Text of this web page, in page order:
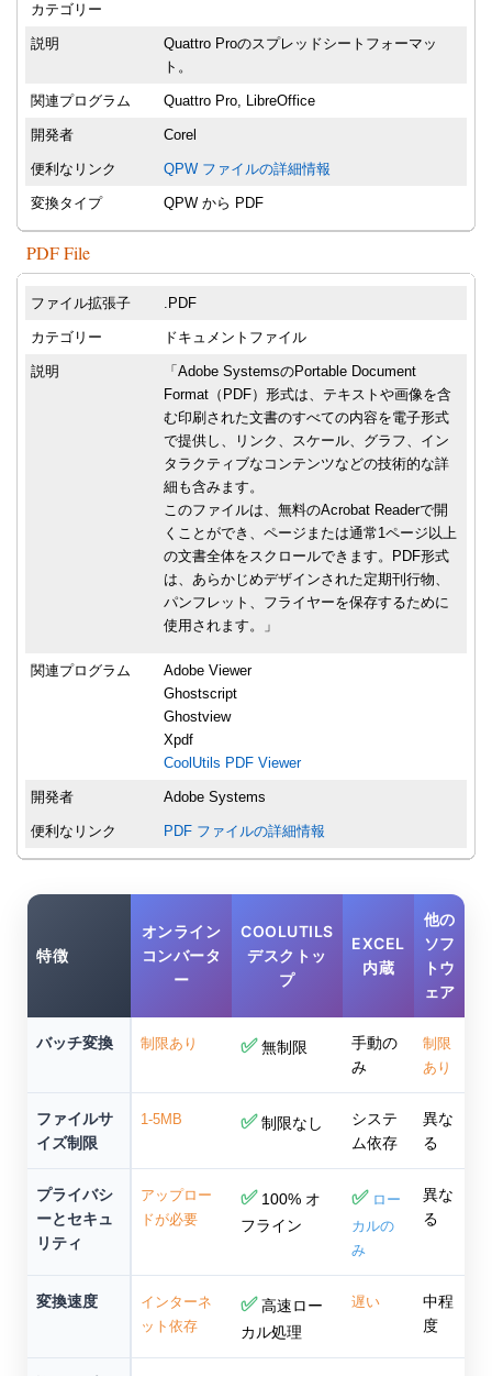
カテゴリー
説明
Quattro Proのスプレッドシートフォーマッ
ト。
関連プログラム Quattro Pro, LibreOffice
開発者 Corel
便利なリンク QPW ファイルの詳細情報
変換タイプ QPW から PDF
PDF File
ファイル拡張子 .PDF
カテゴリー ドキュメントファイル
説明
「Adobe SystemsのPortable Document
Format（PDF）形式は、テキストや画像を含
む印刷された文書のすべての内容を電子形式
で提供し、リンク、スケール、グラフ、イン
タラクティブなコンテンツなどの技術的な詳
細も含みます。
このファイルは、無料のAcrobat Readerで開
くことができ、ページまたは通常1ページ以上
の文書全体をスクロールできます。PDF形式
は、あらかじめデザインされた定期刊行物、
パンフレット、フライヤーを保存するために
使用されます。」
関連プログラム
Adobe Viewer
Ghostscript
Ghostview
Xpdf
CoolUtils PDF Viewer
開発者 Adobe Systems
便利なリンク PDF ファイルの詳細情報
特徴
オンライン
コンバータ
ー
COOLUTILS
デスクトッ
プ
EXCEL
内蔵
他の
ソフ
トウ
ェア
バッチ変換 制限あり ✅無制限
手動の
み
制限
あり
ファイルサ
イズ制限
1-5MB ✅制限なし
システ
ム依存
異な
る
プライバシ
ーとセキュ
リティ
アップロー
ドが必要
✅100% オ
フライン
✅ ロー
カルの
み
異な
る
変換速度
インターネ
ット依存
✅高速ロー
カル処理
遅い
中程
度